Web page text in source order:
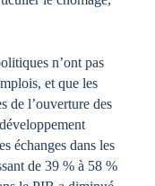
n’ont pas
et que les
de l’ouverture des
échanges dans les
de 39 % à 58 %